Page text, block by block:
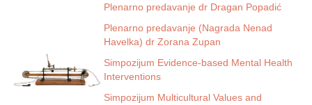
Plenarno predavanje dr Dragan Popadić
Plenarno predavanje (Nagrada Nenad
Havelka) dr Zorana Zupan
Simpozijum Evidence-based Mental Health
Interventions
Simpozijum Multicultural Values and